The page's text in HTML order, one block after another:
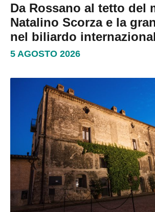
Da Rossano al tetto del
Natalino Scorza e la
nel biliardo
5 AGOSTO 2026